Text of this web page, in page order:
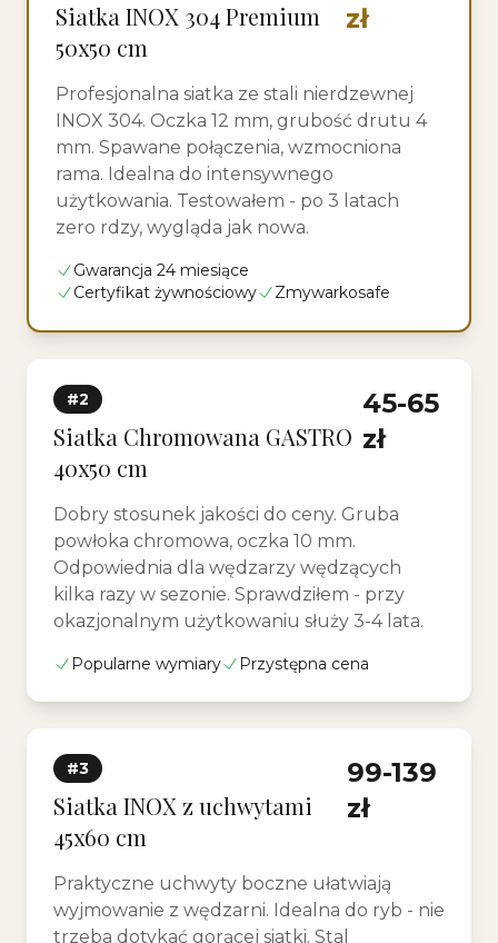
Siatka INOX 304 Premium
50x50 cm
zł
Profesjonalna siatka ze stali nierdzewnej
INOX 304. Oczka 12 mm, grubość drutu 4
mm. Spawane połączenia, wzmocniona
rama. Idealna do intensywnego
użytkowania. Testowałem - po 3 latach
zero rdzy, wygląda jak nowa.
Gwarancja 24 miesiące
Certyfikat żywnościowy
Zmywarkosafe
#2
Siatka Chromowana GASTRO
40x50 cm
45-65
zł
Dobry stosunek jakości do ceny. Gruba
powłoka chromowa, oczka 10 mm.
Odpowiednia dla wędzarzy wędzących
kilka razy w sezonie. Sprawdziłem - przy
okazjonalnym użytkowaniu służy 3-4 lata.
Popularne wymiary Przystępna cena
#3
Siatka INOX z uchwytami
45x60 cm
99-139
zł
Praktyczne uchwyty boczne ułatwiają
wyjmowanie z wędzarni. Idealna do ryb - nie
trzeba dotykać gorącej siatki. Stal